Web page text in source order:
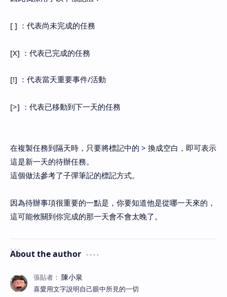
[ ] ：代表尚未完成的任務
[X] ：代表已完成的任務
[!] ：代表當天重要事件/活動
[>] ：代表已移動到下一天的任務
在複製任務到隔天時，只要將標記中的 > 換成空白，即可表示
這是新一天的待辦任務。
這個做法參考了子彈筆記的標記方式。
因為待辦事項很重要的一點是，你要知道他是從哪一天來的，
這可能攸關到你完成的那一天會不會太晚了。
About the author
喜愛用文字說明自己眼中所見的一切